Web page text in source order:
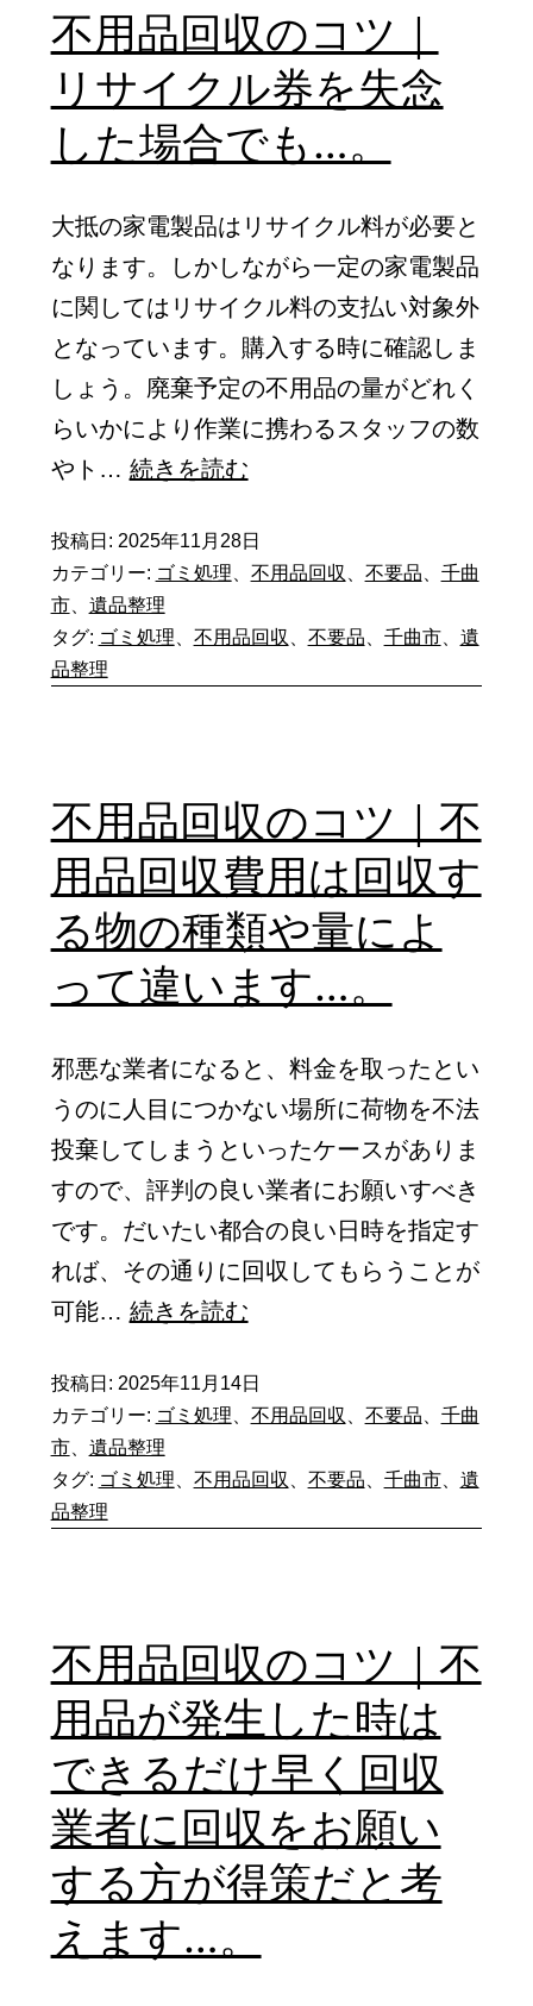
れ
い
ま
大
概
の
回
業
者
が
通
見
積
も
り
無
料
不用品回収のコツ｜
リサイクル券を失念
した場合でも…。
大抵の家電製品はリサイクル料が必要と
なります。しかしながら一定の家電製品
に関してはリサイクル料の支払い対象外
となっています。購入する時に確認しま
しょう。廃棄予定の不用品の量がどれく
らいかにより作業に携わるスタッフの数
やト… 続きを読む不
品
回
収
リ
サ
イ
ク
ル
を
失
念
し
た
場
合
も…。
投稿日: 2025年11月28日
カテゴリー: ゴミ処理 不用品回収 不要品
千曲
市、 遺品整理
タグ: ゴミ処理 不用品回収 不要品 千曲市、 遺
品整理
不用品回収のコツ｜不
用品回収費用は回収す
る物の種類や量によ
って違います…。
邪悪な業者になると、料金を取ったとい
うのに人目につかない場所に荷物を不法
投棄してしまうといったケースがありま
すので、評判の良い業者にお願いすべき
です。だいたい都合の良い日時を指定す
れば、その通りに回収してもらうことが
可能… 続きを読む不
品
回
収
不
用
品
回
収
費
は
投稿日: 2025年11月14日
カテゴリー: ゴミ処理 不用品回収 不要品
千曲
市、 遺品整理
タグ: ゴミ処理 不用品回収 不要品 千曲市、 遺
品整理
不用品回収のコツ｜不
用品が発生した時は
できるだけ早く回収
業者に回収をお願い
する方が得策だと考
えます…。